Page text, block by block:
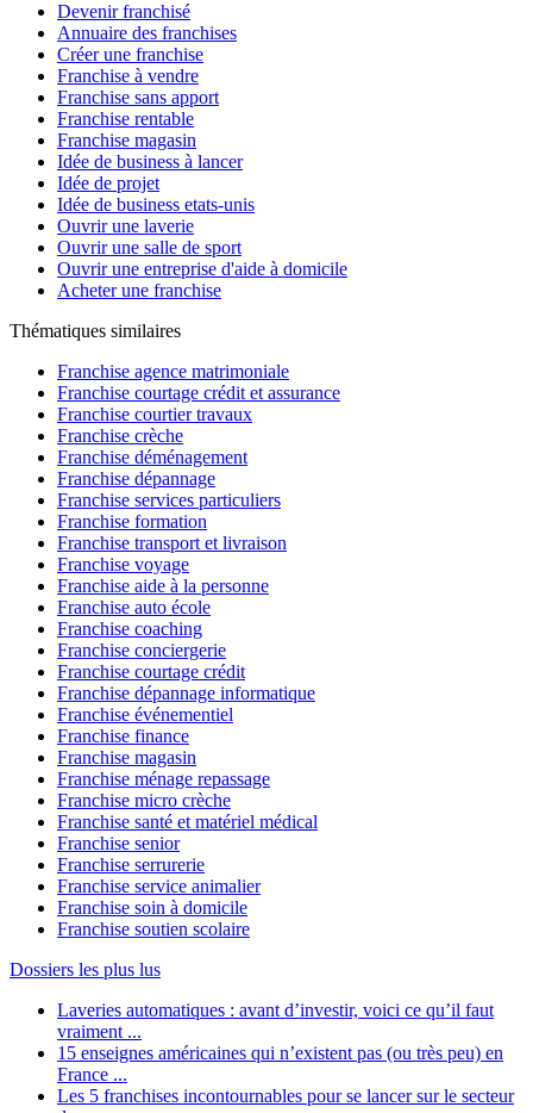
Devenir franchisé
Annuaire des franchises
Créer une franchise
Franchise à vendre
Franchise sans apport
Franchise rentable
Franchise magasin
Idée de business à lancer
Idée de projet
Idée de business etats-unis
Ouvrir une laverie
Ouvrir une salle de sport
Ouvrir une entreprise d'aide à domicile
Acheter une franchise
Thématiques similaires
Franchise agence matrimoniale
Franchise courtage crédit et assurance
Franchise courtier travaux
Franchise crèche
Franchise déménagement
Franchise dépannage
Franchise services particuliers
Franchise formation
Franchise transport et livraison
Franchise voyage
Franchise aide à la personne
Franchise auto école
Franchise coaching
Franchise conciergerie
Franchise courtage crédit
Franchise dépannage informatique
Franchise événementiel
Franchise finance
Franchise magasin
Franchise ménage repassage
Franchise micro crèche
Franchise santé et matériel médical
Franchise senior
Franchise serrurerie
Franchise service animalier
Franchise soin à domicile
Franchise soutien scolaire
Dossiers les plus lus
Laveries automatiques : avant d’investir, voici ce qu’il faut
vraiment ...
15 enseignes américaines qui n’existent pas (ou très peu) en
France ...
Les 5 franchises incontournables pour se lancer sur le secteur